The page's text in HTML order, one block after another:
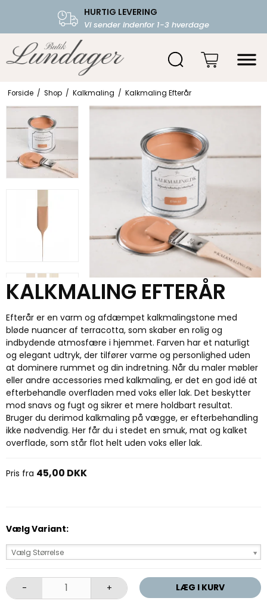
HURTIG LEVERING
Vi sender indenfor 1-3 hverdage
FRI FRAGT OVER 599.-
Starter fra 39,-
Forside / Shop / Kalkmaling / Kalkmaling Efterår
KALKMALING EFTERÅR
Efterår er en varm og afdæmpet kalkmalingstone med
bløde nuancer af terracotta, som skaber en rolig og
indbydende atmosfære i hjemmet. Farven har et naturligt
og elegant udtryk, der tilfører varme og personlighed uden
at dominere rummet og din indretning. Når du maler møbler
eller andre accessories med kalkmaling, er det en god idé at
efterbehandle overfladen med voks eller lak. Det beskytter
mod snavs og fugt og sikrer et mere holdbart resultat.
Bruger du derimod kalkmaling på vægge, er efterbehandling
ikke nødvendig. Her får du i stedet en smuk, mat og kalket
overflade, som står flot helt uden voks eller lak.
Pris fra 45,00 DKK
Vælg Variant:
Vælg Størrelse
- + LÆG I KURV